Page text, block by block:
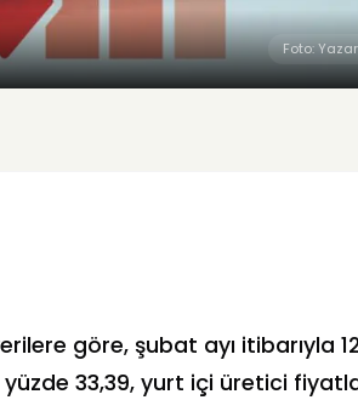
Foto:
göre, şubat ayı itibarıyla
33,39, yurt içi üretici